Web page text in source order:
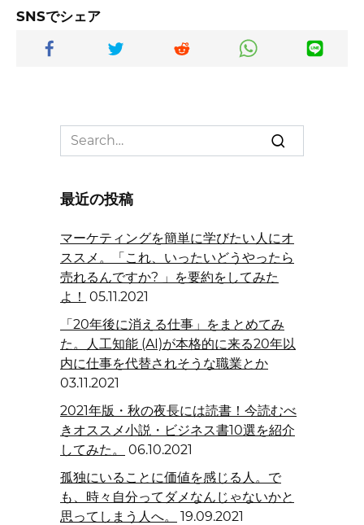
SNSでシェア
Search
for:
最近の投稿
マーケティングを簡単に学びたい人にオ
ススメ。「これ、いったいどうやったら
売れるんですか? 」を要約をしてみた
よ！ 05.11.2021
「20年後に消える仕事」をまとめてみ
た。人工知能 (AI)が本格的に来る20年以
内に仕事を代替されそうな職業とか
03.11.2021
2021年版・秋の夜長には読書！今読むべ
きオススメ小説・ビジネス書10選を紹介
してみた。
06.10.2021
孤独にいることに価値を感じる人。で
も、時々自分ってダメなんじゃないかと
思ってしまう人へ。
19.09.2021